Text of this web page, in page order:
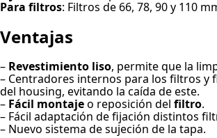
Para filtros: Filtros de 66, 78, 90 y 110
Ventajas
– Revestimiento liso, permite que la
– Centradores internos para los filtros
del housing, evitando la caída de este.
– Fácil montajeo reposición del filtro.
– Fácil adaptación de fijación distintos
– Nuevo sistema de sujeción de la tapa.